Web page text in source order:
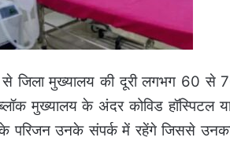
से जिला मुख्यालय की दूरी लगभग 60 से
मुख्यालय के अंदर कोविड हॉस्पिटल
परिजन उनके संपर्क में रहेंगे जिससे